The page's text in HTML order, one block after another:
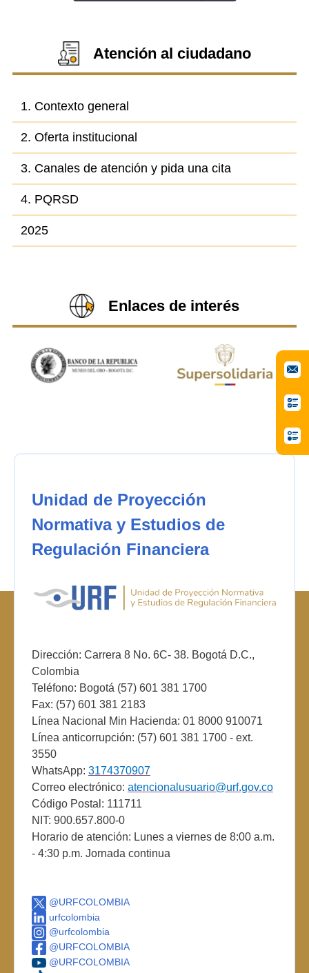
Atención al ciudadano
1. Contexto general
2. Oferta institucional
3. Canales de atención y pida una cita
4. PQRSD
2025
Enlaces de interés
Unidad de Proyección
Normativa y Estudios de
Regulación Financiera
Dirección: Carrera 8 No. 6C- 38. Bogotá D.C.,
Colombia
Teléfono: Bogotá (57) 601 381 1700
Fax: (57) 601 381 2183
Línea Nacional Min Hacienda: 01 8000 910071
Línea anticorrupción: (57) 601 381 1700 - ext.
3550
WhatsApp: 3174370907
Correo electrónico: atencionalusuario@urf.gov.co
Código Postal: 111711
NIT: 900.657.800-0
Horario de atención: Lunes a viernes de 8:00 a.m.
- 4:30 p.m. Jornada continua
@URFCOLOMBIA
urfcolombia
@urfcolombia
@URFCOLOMBIA
@URFCOLOMBIA